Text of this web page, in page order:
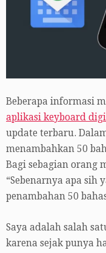
Beberapa informasi
aplikasi keyboard
update terbaru.
menambahkan 50
Bagi sebagian orang
“Sebenarnya apa sih
penambahan 50
Saya adalah salah
karena sejak punya